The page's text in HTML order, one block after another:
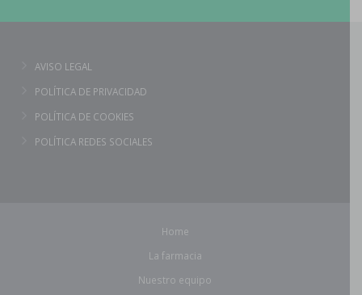
AVISO LEGAL
POLÍTICA DE PRIVACIDAD
POLÍTICA DE COOKIES
POLÍTICA REDES SOCIALES
Home
La farmacia
Nuestro equipo